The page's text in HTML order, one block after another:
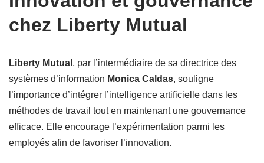
chez Liberty Mutual
Liberty Mutual , par l’intermédiaire de sa directrice des
systèmes d’information Monica Caldas, souligne
l’importance d’intégrer l’intelligence artificielle dans les
méthodes de travail tout en maintenant une gouvernance
efficace. Elle encourage l’expérimentation parmi les
employés afin de favoriser l’innovation.